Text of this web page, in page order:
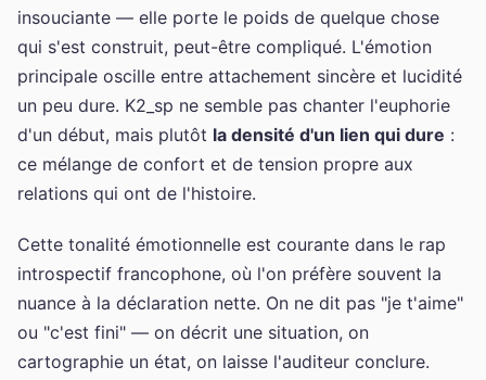
insouciante — elle porte le poids de quelque chose
qui s'est construit, peut-être compliqué. L'émotion
principale oscille entre attachement sincère et lucidité
un peu dure. K2_sp ne semble pas chanter l'euphorie
d'un début, mais plutôt la densité d'un lien qui dure :
ce mélange de confort et de tension propre aux
relations qui ont de l'histoire.
Cette tonalité émotionnelle est courante dans le rap
introspectif francophone, où l'on préfère souvent la
nuance à la déclaration nette. On ne dit pas "je t'aime"
ou "c'est fini" — on décrit une situation, on
cartographie un état, on laisse l'auditeur conclure.